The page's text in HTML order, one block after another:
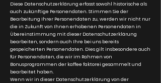
Diese Datenschutzerklärung erfasst sowohl historische als
auch zukünftige Personendaten. Stimmen Sie der
Bearbeitung Ihrer Personendaten zu, werden wir nicht nur
die in Zukunft von Ihnen erhobenen Personendaten in
Übereinstimmung mit dieser Datenschutzerklärung
bearbeiten, sondern auch Ihre bei uns bereits
gespeicherten Personendaten. Dies gilt insbesondere auch
für Personendaten, die wir im Rahmen von
Bonusprogrammen der kaffee faktorei gesammelt und
bearbeitet haben.
Wenn wir in dieser Datenschutzerklärung von der